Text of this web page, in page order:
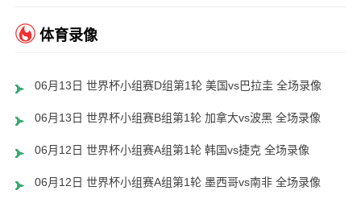
体育录像
06月13日 世界杯小组赛D组第1轮 美国vs巴拉圭 全场录像
06月13日 世界杯小组赛B组第1轮 加拿大vs波黑 全场录像
06月12日 世界杯小组赛A组第1轮 韩国vs捷克 全场录像
06月12日 世界杯小组赛A组第1轮 墨西哥vs南非 全场录像